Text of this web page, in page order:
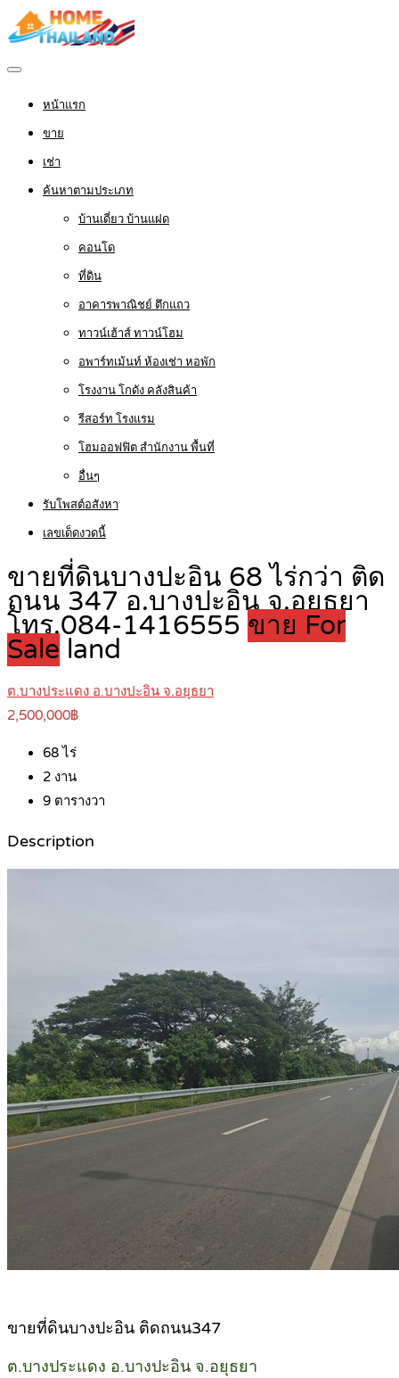
หน้าแรก
ขาย
เช่า
ค้นหาตามประเภท
บ้านเดี่ยว บ้านแฝด
คอนโด
ที่ดิน
อาคารพาณิชย์ ตึกแถว
ทาวน์เฮ้าส์ ทาวน์โฮม
อพาร์ทเม้นท์ ห้องเช่า หอพัก
โรงงาน โกดัง คลังสินค้า
รีสอร์ท โรงแรม
โฮมออฟฟิต สำนักงาน พื้นที่
อื่นๆ
รับโพสต์อสังหา
เลขเด็ดงวดนี้
ขายที่ดินบางปะอิน 68 ไร่กว่า ติด
ถนน 347 อ.บางปะอิน จ.อยุธยา
โทร.084-1416555 ขาย For
Sale land
ต.บางประแดง อ.บางปะอิน จ.อยุธยา
2,500,000฿
68ไร่
2 งาน
9 ตารางวา
Description
ขายที่ดินบางปะอิน ติดถนน347
ต.บางประแดง อ.บางปะอิน จ.อยุธยา